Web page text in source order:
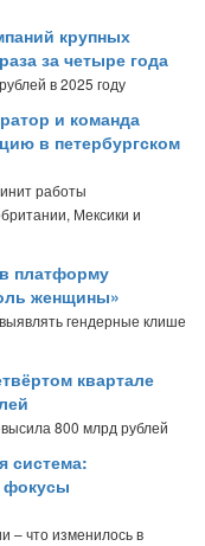
крупных
за четыре года
в 2025 году
и команда
в петербургском
работы
Мексики и
платформу
женщины»
гендерные клише
квартале
800 млрд рублей
система:
фокусы
– что изменилось в